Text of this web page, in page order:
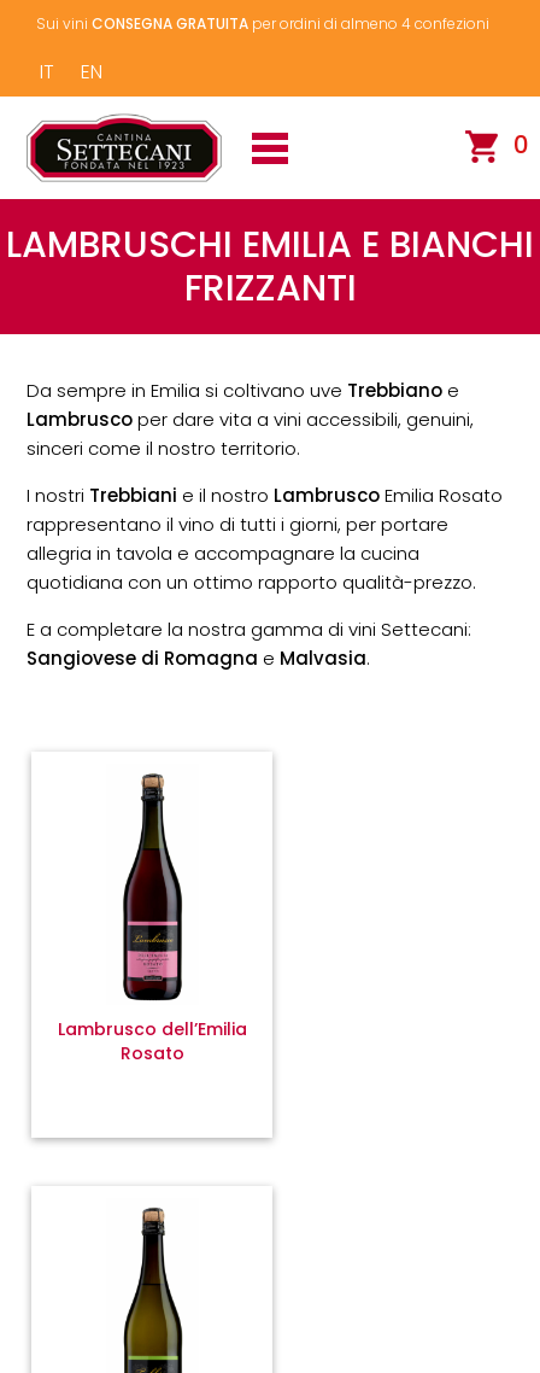
Sui viniCONSEGNA GRATUITA per ordini di almeno 4 confezioni
IT EN
0
LAMBRUSCHI EMILIA E BIANCHI
FRIZZANTI
Da sempre in Emilia si coltivano uve Trebbiano e
Lambruscoper dare vita a vini accessibili, genuini,
sinceri come il nostro territorio.
I nostri Trebbiani e il nostro LambruscoEmilia Rosato
rappresentano il vino di tutti i giorni, per portare
allegria in tavola e accompagnare la cucina
quotidiana con un ottimo rapporto qualità-prezzo.
E a completare la nostra gamma di vini Settecani:
Sangiovese di Romagna e Malvasia.
Lambrusco dell’Emilia
Rosato